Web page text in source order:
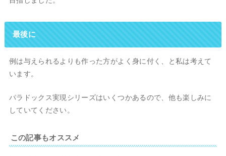
最後に
例は与えられるよりも作った方がよく身に付く、と私は考えて
います。
パラドックス実現シリーズはいくつかあるので、他も楽しみに
していてください。
この記事もオススメ